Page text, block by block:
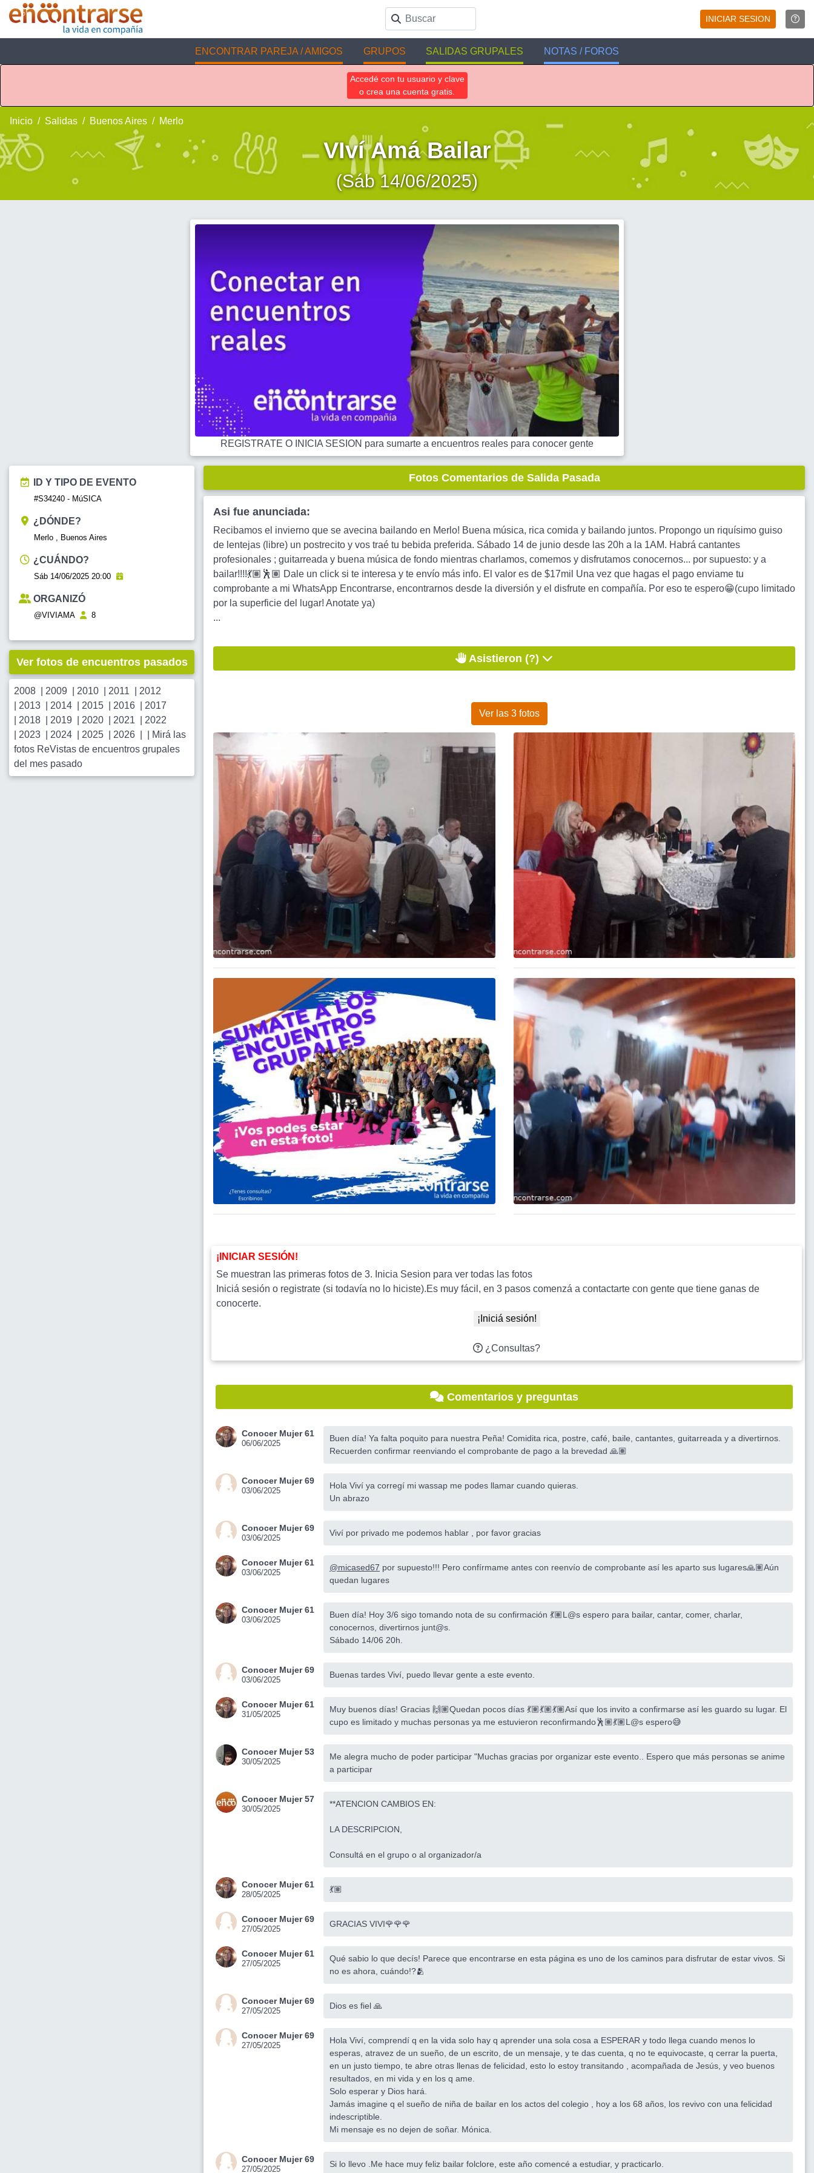
INICIAR SESION
ENCONTRAR PAREJA / AMIGOS GRUPOS SALIDAS GRUPALES NOTAS / FOROS
Accedé con tu usuario y clave
o crea una cuenta gratis.
Inicio Salidas Buenos Aires Merlo
VIví Amá Bailar
(Sáb 14/06/2025)
REGISTRATE O INICIA SESION para sumarte a encuentros reales para conocer gente
ID Y TIPO DE EVENTO
#S34240 - MúSICA
¿DÓNDE?
Merlo , Buenos Aires
¿CUÁNDO?
Sáb 14/06/2025 20:00
ORGANIZÓ
@VIVIAMA 8
Ver fotos de encuentros pasados
2008 2009 2010 2011
2012
2013 2014 2015 2016
2017
2018 2019 2020 2021
2022
2023 2024 2025 2026
Mirá las
fotos ReVistas de encuentros grupales
del mes pasado
Fotos Comentarios de Salida Pasada
Asi fue anunciada:
Recibamos el invierno que se avecina bailando en Merlo! Buena música, rica comida y bailando juntos. Propongo un riquísimo guiso
de lentejas (libre) un postrecito y vos traé tu bebida preferida. Sábado 14 de junio desde las 20h a la 1AM. Habrá cantantes
profesionales ; guitarreada y buena música de fondo mientras charlamos, comemos y disfrutamos conocernos... por supuesto: y a
bailar!!!!💃🏽🕺🏽 Dale un click si te interesa y te envío más info. El valor es de $17mil Una vez que hagas el pago enviame tu
comprobante a mi WhatsApp Encontrarse, encontrarnos desde la diversión y el disfrute en compañía. Por eso te espero😁(cupo limitado
por la superficie del lugar! Anotate ya)
...
Asistieron (?)
Ver las 3 fotos
¡INICIAR SESIÓN!
Se muestran las primeras fotos de 3. Inicia Sesion para ver todas las fotos
Iniciá sesión o registrate (si todavía no lo hiciste).Es muy fácil, en 3 pasos comenzá a contactarte con gente que tiene ganas de
conocerte.
¡Iniciá sesión!
¿Consultas?
Comentarios y preguntas
Conocer Mujer 61
06/06/2025
Buen día! Ya falta poquito para nuestra Peña! Comidita rica, postre, café, baile, cantantes, guitarreada y a divertirnos.
Recuerden confirmar reenviando el comprobante de pago a la brevedad 🙏🏽
Conocer Mujer 69
03/06/2025
Hola Viví ya corregí mi wassap me podes llamar cuando quieras.
Un abrazo
Conocer Mujer 69
03/06/2025
Viví por privado me podemos hablar , por favor gracias
Conocer Mujer 61
03/06/2025
@micased67 por supuesto!!! Pero confírmame antes con reenvío de comprobante así les aparto sus lugares🙏🏽Aún
quedan lugares
Conocer Mujer 61
03/06/2025
Buen día! Hoy 3/6 sigo tomando nota de su confirmación 💃🏽L@s espero para bailar, cantar, comer, charlar,
conocernos, divertirnos junt@s.
Sábado 14/06 20h.
Conocer Mujer 69
03/06/2025
Buenas tardes Viví, puedo llevar gente a este evento.
Conocer Mujer 61
31/05/2025
Muy buenos días! Gracias 🙌🏽Quedan pocos días 💃🏽💃🏽💃🏽Así que los invito a confirmarse así les guardo su lugar. El
cupo es limitado y muchas personas ya me estuvieron reconfirmando🕺🏽💃🏽L@s espero😅
Conocer Mujer 53
30/05/2025
Me alegra mucho de poder participar "Muchas gracias por organizar este evento.. Espero que más personas se anime
a participar
Conocer Mujer 57
30/05/2025
**ATENCION CAMBIOS EN:
LA DESCRIPCION,
Consultá en el grupo o al organizador/a
Conocer Mujer 61
28/05/2025
💃🏽
Conocer Mujer 69
27/05/2025
GRACIAS VIVI🌹🌹🌹
Conocer Mujer 61
27/05/2025
Qué sabio lo que decís! Parece que encontrarse en esta página es uno de los caminos para disfrutar de estar vivos. Si
no es ahora, cuándo!?🫂
Conocer Mujer 69
27/05/2025
Dios es fiel 🙏
Conocer Mujer 69
27/05/2025
Hola Viví, comprendí q en la vida solo hay q aprender una sola cosa a ESPERAR y todo llega cuando menos lo
esperas, atravez de un sueño, de un escrito, de un mensaje, y te das cuenta, q no te equivocaste, q cerrar la puerta,
en un justo tiempo, te abre otras llenas de felicidad, esto lo estoy transitando , acompañada de Jesús, y veo buenos
resultados, en mi vida y en los q ame.
Solo esperar y Dios hará.
Jamás imagine q el sueño de niña de bailar en los actos del colegio , hoy a los 68 años, los revivo con una felicidad
indescriptible.
Mi mensaje es no dejen de soñar. Mónica.
Conocer Mujer 69
27/05/2025
Si lo llevo .Me hace muy feliz bailar folclore, este año comencé a estudiar, y practicarlo.